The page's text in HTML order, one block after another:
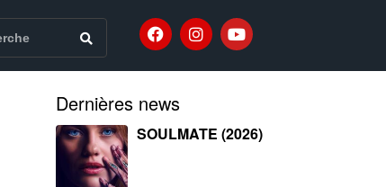
Dernières news
SOULMATE (2026)